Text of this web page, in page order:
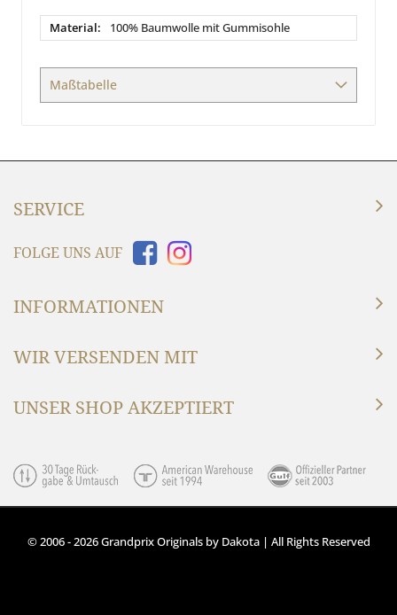
Material
/
100% Baumwolle mit Gummisohle
Maßtabelle
SERVICE
FOLGE UNS AUF
INFORMATIONEN
WIR VERSENDEN MIT
UNSER SHOP AKZEPTIERT
© 2006 - 2026 Grandprix Originals by Dakota | All Rights Reserved